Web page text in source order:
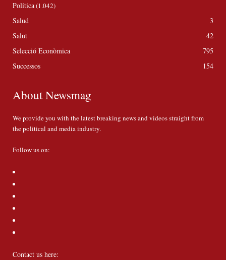
Política(1.042)
Salud
3
Salut
42
Selecció Econòmica
795
Successos
154
About Newsmag
We provide you with the latest breaking news and videos straight from
the political and media industry.
Follow us on:
Contact us here: